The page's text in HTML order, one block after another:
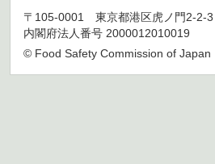
〒105-0001 東京都港区虎ノ門2-2-
内閣府法人番号 2000012010019
© Food Safety Commission of Japan